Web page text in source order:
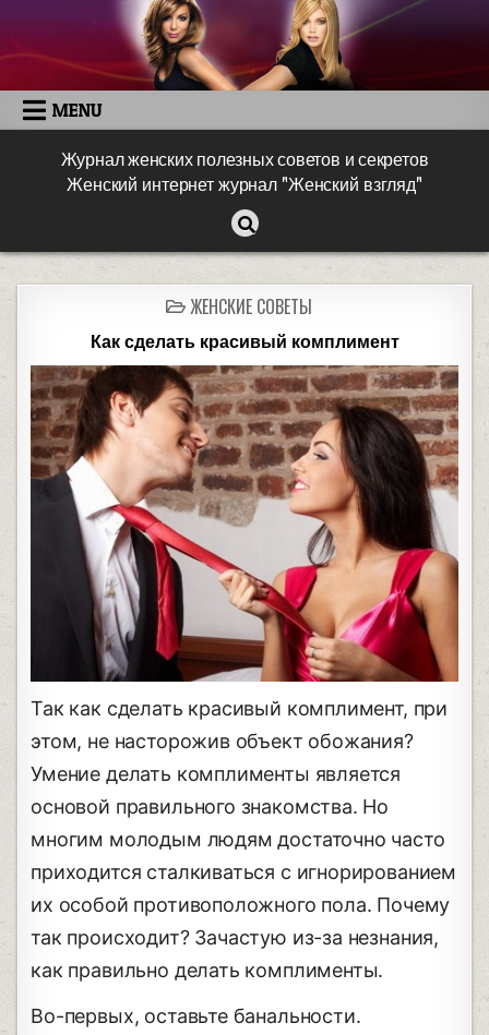
MENU
Журнал женских полезных советов и секретов
Женский интернет журнал "Женский взгляд"
ЖЕНСКИЕ СОВЕТЫ
Как сделать красивый комплимент
Так как сделать красивый комплимент, при
этом, не насторожив объект обожания?
Умение делать комплименты является
основой правильного знакомства. Но
многим молодым людям достаточно часто
приходится сталкиваться с игнорированием
их особой противоположного пола. Почему
так происходит? Зачастую из-за незнания,
как правильно делать комплименты.
Во-первых, оставьте банальности.